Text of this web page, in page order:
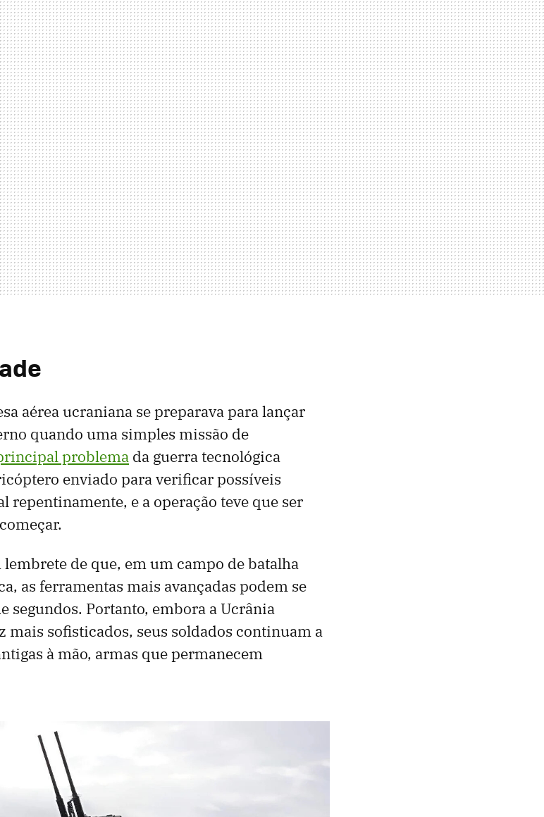
aérea ucraniana se preparava para lançar
quando uma simples missão de
problema da guerra tecnológica
enviado para verificar possíveis
repentinamente, e a operação teve que ser
de que, em um campo de batalha
as ferramentas mais avançadas podem se
segundos. Portanto, embora a Ucrânia
mais sofisticados, seus soldados continuam a
à mão, armas que permanecem